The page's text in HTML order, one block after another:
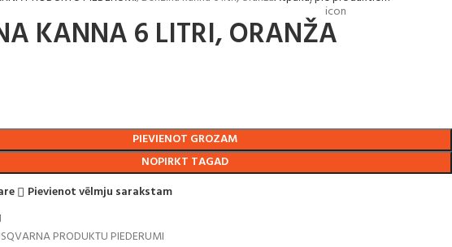
KANNA 6 LITRI, ORANŽA
PIEVIENOT GROZAM
NOPIRKT TAGAD
Pievienot vēlmju sarakstam
PRODUKTU PIEDERUMI